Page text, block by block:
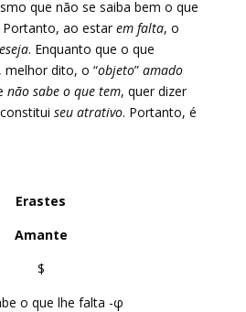
que não se saiba bem o que
ao estarem falta, o
. Enquanto que o que
melhor dito, o “objeto”amado
não sabe o que tem, quer dizer
seu atrativo. Portanto, é
Erastes
Amante
$
o que lhe falta -φ